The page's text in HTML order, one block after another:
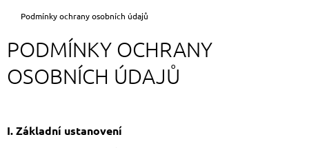
Domů
Podmínky ochrany osobních údajů
PODMÍNKY OCHRANY
OSOBNÍCH ÚDAJŮ
I.Základní ustanovení
T
E
B
U
E
T